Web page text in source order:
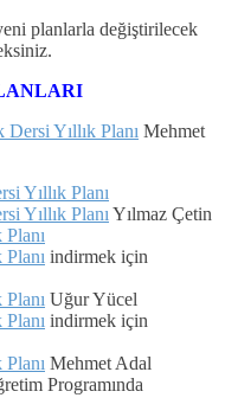
planlarla değiştirilecek
Yıllık Planı Mehmet
Yıllık Planı
Yıllık Planı Yılmaz Çetin
indirmek için
Uğur Yücel
indirmek için
Mehmet Adal
Programında